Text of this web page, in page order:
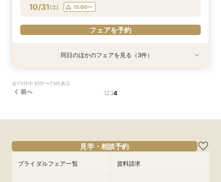
フェアを予約
フェアを予約
フェアを予約
10/31 (土)
15:00〜
フェアを予約
衣装試着 特典あり
10/31
エディングなどまだ何も決まっていない方向け初
10:00〜
12:30〜
フェアを予約
10/31
会♪
フェアを予約
衣装試着 特典あり
10/31
ホームウェディング相談会♪
フェアを予約
同日のほかのフェアを見る（3件）
全73件中 61件〜73件表示
前へ 1234
見学・相談予約
ブライダルフェア一覧 資料請求